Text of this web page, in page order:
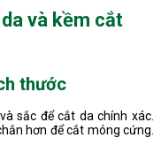
và kềm cắt
thước
sắc để cắt da chính xác.
hơn để cắt móng cứng.